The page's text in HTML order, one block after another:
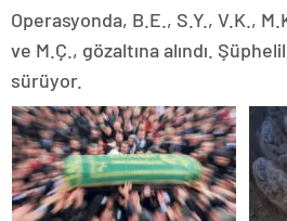
Operasyonda, B.E., S.Y., V.K.,
ve M.Ç., gözaltına alındı.
sürüyor.